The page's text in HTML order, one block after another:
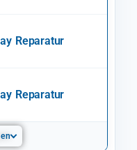
Reparatur
Reparatur